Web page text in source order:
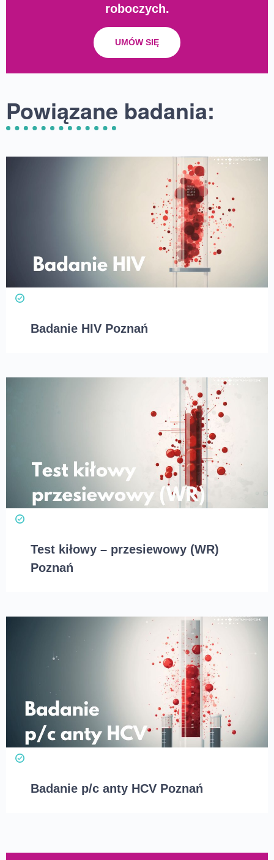
roboczych.
UMÓW SIĘ
Powiązane badania:
Badanie HIV Poznań
Test kiłowy – przesiewowy (WR)
Poznań
Badanie p/c anty HCV Poznań